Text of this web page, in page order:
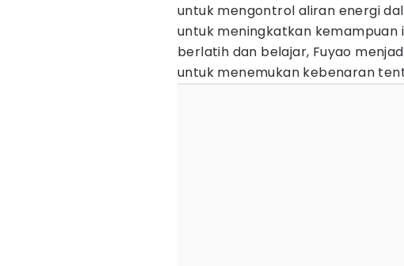
untuk mengontrol aliran energi
untuk meningkatkan
berlatih dan belajar, Fuyao
untuk menemukan kebenaran